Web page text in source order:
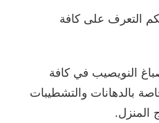
التعرف على كافة
النويصيب في كافة
بالدهانات والتشطيبات
المنزل.